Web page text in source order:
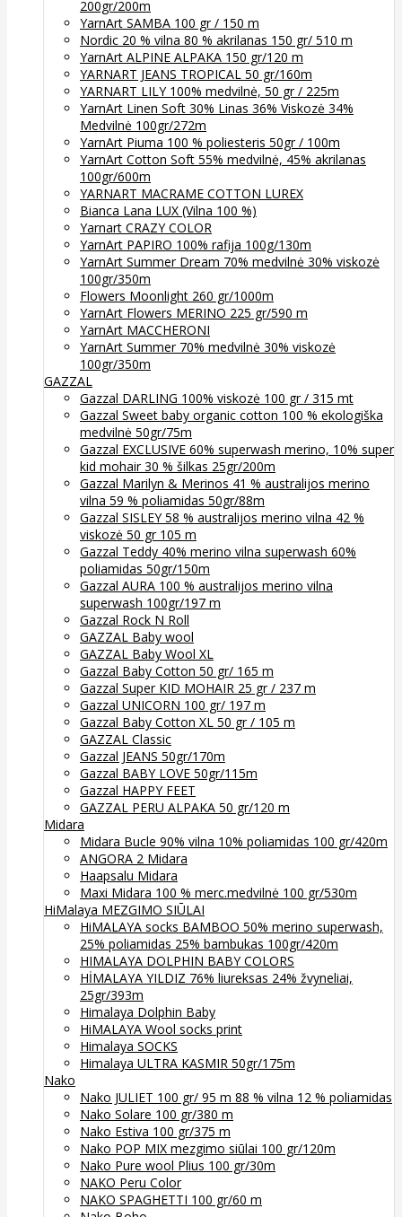
200gr/200m
YarnArt SAMBA 100 gr / 150 m
Nordic 20 % vilna 80 % akrilanas 150 gr/ 510 m
YarnArt ALPINE ALPAKA 150 gr/120 m
YARNART JEANS TROPICAL 50 gr/160m
YARNART LILY 100% medvilnė, 50 gr / 225m
YarnArt Linen Soft 30% Linas 36% Viskozė 34%
Medvilnė 100gr/272m
YarnArt Piuma 100 % poliesteris 50gr / 100m
YarnArt Cotton Soft 55% medvilnė, 45% akrilanas
100gr/600m
YARNART MACRAME COTTON LUREX
Bianca Lana LUX (Vilna 100 %)
Yarnart CRAZY COLOR
YarnArt PAPIRO 100% rafija 100g/130m
YarnArt Summer Dream 70% medvilnė 30% viskozė
100gr/350m
Flowers Moonlight 260 gr/1000m
YarnArt Flowers MERINO 225 gr/590 m
YarnArt MACCHERONI
YarnArt Summer 70% medvilnė 30% viskozė
100gr/350m
GAZZAL
Gazzal DARLING 100% viskozė 100 gr / 315 mt
Gazzal Sweet baby organic cotton 100 % ekologiška
medvilnė 50gr/75m
Gazzal EXCLUSIVE 60% superwash merino, 10% super
kid mohair 30 % šilkas 25gr/200m
Gazzal Marilyn & Merinos 41 % australijos merino
vilna 59 % poliamidas 50gr/88m
Gazzal SISLEY 58 % australijos merino vilna 42 %
viskozė 50 gr 105 m
Gazzal Teddy 40% merino vilna superwash 60%
poliamidas 50gr/150m
Gazzal AURA 100 % australijos merino vilna
superwash 100gr/197 m
Gazzal Rock N Roll
GAZZAL Baby wool
GAZZAL Baby Wool XL
Gazzal Baby Cotton 50 gr/ 165 m
Gazzal Super KID MOHAIR 25 gr / 237 m
Gazzal UNICORN 100 gr/ 197 m
Gazzal Baby Cotton XL 50 gr / 105 m
GAZZAL Classic
Gazzal JEANS 50gr/170m
Gazzal BABY LOVE 50gr/115m
Gazzal HAPPY FEET
GAZZAL PERU ALPAKA 50 gr/120 m
Midara
Midara Bucle 90% vilna 10% poliamidas 100 gr/420m
ANGORA 2 Midara
Haapsalu Midara
Maxi Midara 100 % merc.medvilnė 100 gr/530m
HiMalaya MEZGIMO SIŪLAI
HiMALAYA socks BAMBOO 50% merino superwash,
25% poliamidas 25% bambukas 100gr/420m
HIMALAYA DOLPHIN BABY COLORS
HİMALAYA YILDIZ 76% liureksas 24% žvyneliai,
25gr/393m
Himalaya Dolphin Baby
HiMALAYA Wool socks print
Himalaya SOCKS
Himalaya ULTRA KASMIR 50gr/175m
Nako
Nako JULIET 100 gr/ 95 m 88 % vilna 12 % poliamidas
Nako Solare 100 gr/380 m
Nako Estiva 100 gr/375 m
Nako POP MIX mezgimo siūlai 100 gr/120m
Nako Pure wool Plius 100 gr/30m
NAKO Peru Color
NAKO SPAGHETTI 100 gr/60 m